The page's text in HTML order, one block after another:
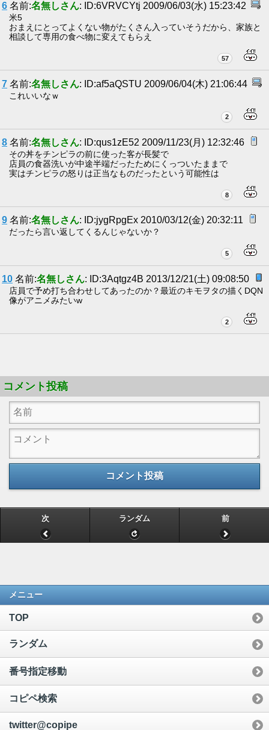
6 名前:名無しさん: ID:6VRVCYtj 2009/06/03(水) 15:23:42
米5
おまえにとってよくない物がたくさん入っていそうだから、家族と
相談して専用の食べ物に変えてもらえ
57
7 名前:名無しさん: ID:af5aQSTU 2009/06/04(木) 21:06:44
これいいなｗ
2
8 名前:名無しさん: ID:qus1zE52 2009/11/23(月) 12:32:46
その丼をチンピラの前に使った客が長髪で
店員の食器洗いが中途半端だったためにくっついたままで
実はチンピラの怒りは正当なものだったという可能性は
8
9 名前:名無しさん: ID:jygRpgEx 2010/03/12(金) 20:32:11
だったら言い返してくるんじゃないか？
5
10 名前:名無しさん: ID:3Aqtgz4B 2013/12/21(土) 09:08:50
店員で予め打ち合わせしてあったのか？最近のキモヲタの描くDQN
像がアニメみたいw
2
コメント投稿
コメント投稿
次 ランダム 前
メニュー
TOP
ランダム
番号指定移動
コピペ検索
twitter@copipe